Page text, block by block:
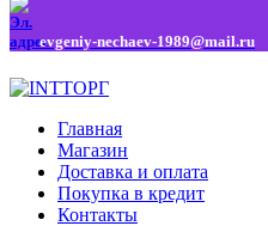
evgeniy-nechaev-1989@mail.ru
Главная
Магазин
Доставка и оплата
Покупка в кредит
Контакты